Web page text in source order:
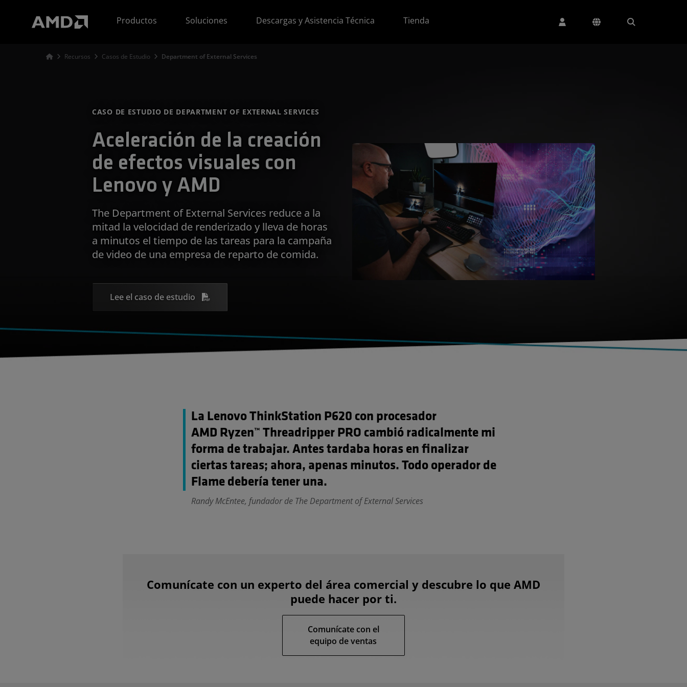
Productos
Soluciones Descargas y Asistencia Técnica Tienda
Recursos Casos de Estudio Department of External Services
CASO DE ESTUDIO DE DEPARTMENT OF EXTERNAL SERVICES
Aceleración de la creación
de efectos visuales con
Lenovo y AMD
The Department of External Services reduce a la
mitad la velocidad de renderizado y lleva de horas
a minutos el tiempo de las tareas para la campaña
de video de una empresa de reparto de comida.
Lee el caso de estudio
La Lenovo ThinkStation P620 con procesador
AMD Ryzen™ Threadripper PRO cambió radicalmente mi
forma de trabajar. Antes tardaba horas en finalizar
ciertas tareas; ahora, apenas minutos. Todo operador de
Flame debería tener una.
Randy McEntee, fundador de The Department of External Services
Comunícate con un experto del área comercial y descubre lo que AMD
puede hacer por ti.
Comunícate con el
equipo de ventas